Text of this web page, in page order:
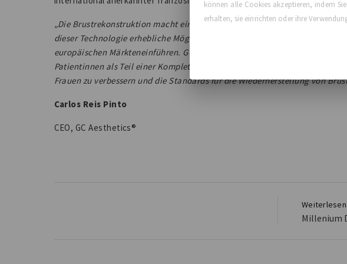
„Die Brustrekonstruktion macht einen beträchtlichen Teil des Marktes für
dieser Technologie erhebliche Möglichkeiten, Wir werden FixNip NRI(TM)
europäischen Märkteneinführen. GCA freut sich, dieses revolutionäre
Patientinnen als Teil einer Komplettlösung für die Brustrekonstruktion
Frauen zu verbessern und die Standards für die Wiederherstellung von
Carlos Reis Pinto
CEO, GC Aesthetics®
Weiterlesen
Millenium
können alle Cookies akzeptieren, indem
erhalten, sie einrichten oder ihre